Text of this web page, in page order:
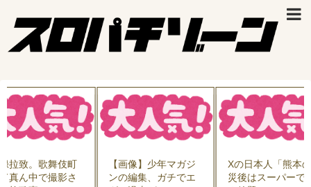
拉致。歌舞伎町
真ん中で撮影さ
【画像】少年マガジ
ンの編集、ガチでエ
Xの日本人「熊本
災後はスーパーで